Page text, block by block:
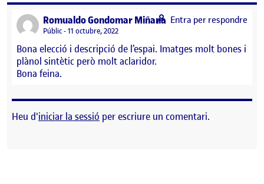
Romualdo Gondomar Miñana says:
Visibilitat:
Públic 11 octubre, 2022
Bona elecció i descripció de l’espai. Imatges molt bones i
plànol sintètic però molt aclaridor.
Bona feina.
Entra per respondre
Heu d'iniciar la sessió per escriure un comentari.